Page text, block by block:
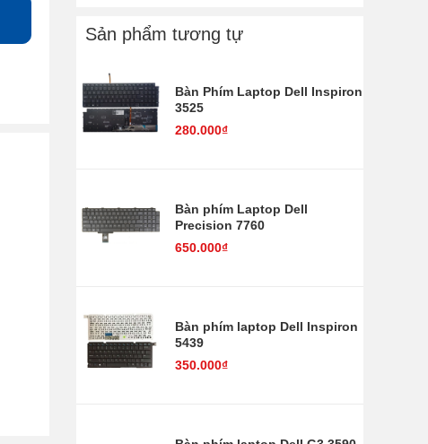
Sản phẩm tương tự
Bàn Phím Laptop Dell Inspiron
3525
280.000₫
Bàn phím Laptop Dell
Precision 7760
650.000₫
Bàn phím laptop Dell Inspiron
5439
350.000₫